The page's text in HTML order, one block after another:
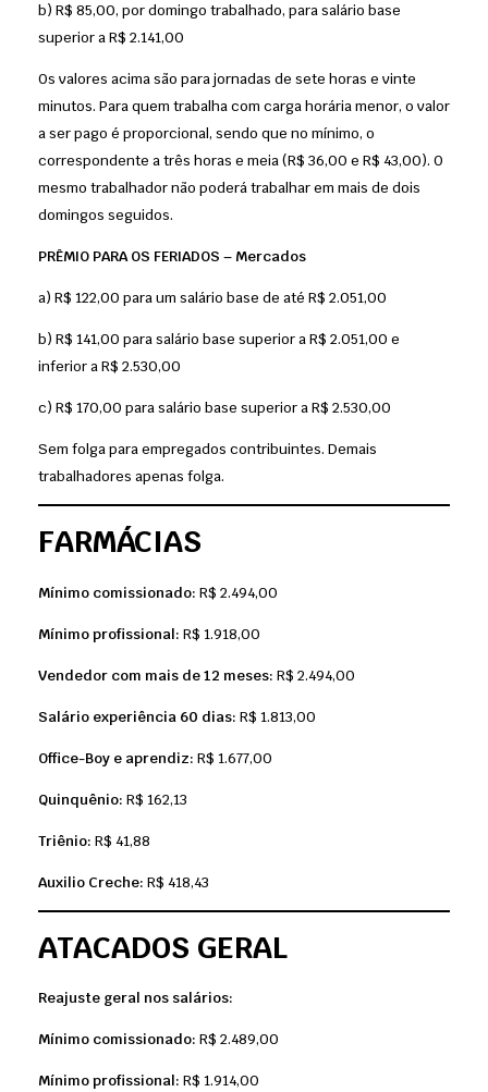
b) R$ 85,00, por domingo trabalhado, para salário base
superior a R$ 2.141,00
Os valores acima são para jornadas de sete horas e vinte
minutos. Para quem trabalha com carga horária menor, o valor
a ser pago é proporcional, sendo que no mínimo, o
correspondente a três horas e meia (R$ 36,00 e R$ 43,00). O
mesmo trabalhador não poderá trabalhar em mais de dois
domingos seguidos.
PRÊMIO PARA OS FERIADOS – Mercados
a) R$ 122,00 para um salário base de até R$ 2.051,00
b) R$ 141,00 para salário base superior a R$ 2.051,00 e
inferior a R$ 2.530,00
c) R$ 170,00 para salário base superior a R$ 2.530,00
Sem folga para empregados contribuintes. Demais
trabalhadores apenas folga.
FARMÁCIAS
Mínimo comissionado: R$ 2.494,00
Mínimo profissional: R$ 1.918,00
Vendedor com mais de 12 meses: R$ 2.494,00
Salário experiência 60 dias: R$ 1.813,00
Office-Boy e aprendiz: R$ 1.677,00
Quinquênio: R$ 162,13
Triênio: R$ 41,88
Auxilio Creche: R$ 418,43
ATACADOS GERAL
Reajuste geral nos salários:
Mínimo comissionado: R$ 2.489,00
Mínimo profissional: R$ 1.914,00